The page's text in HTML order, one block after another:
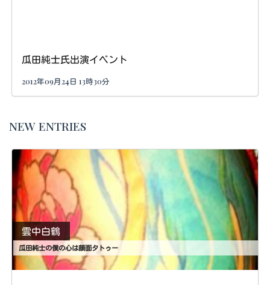
瓜田純士氏出演イベント
2012年09月24日 13時30分
NEW ENTRIES
雲中白鶴
瓜田純士の僕の心は顔面タトゥー